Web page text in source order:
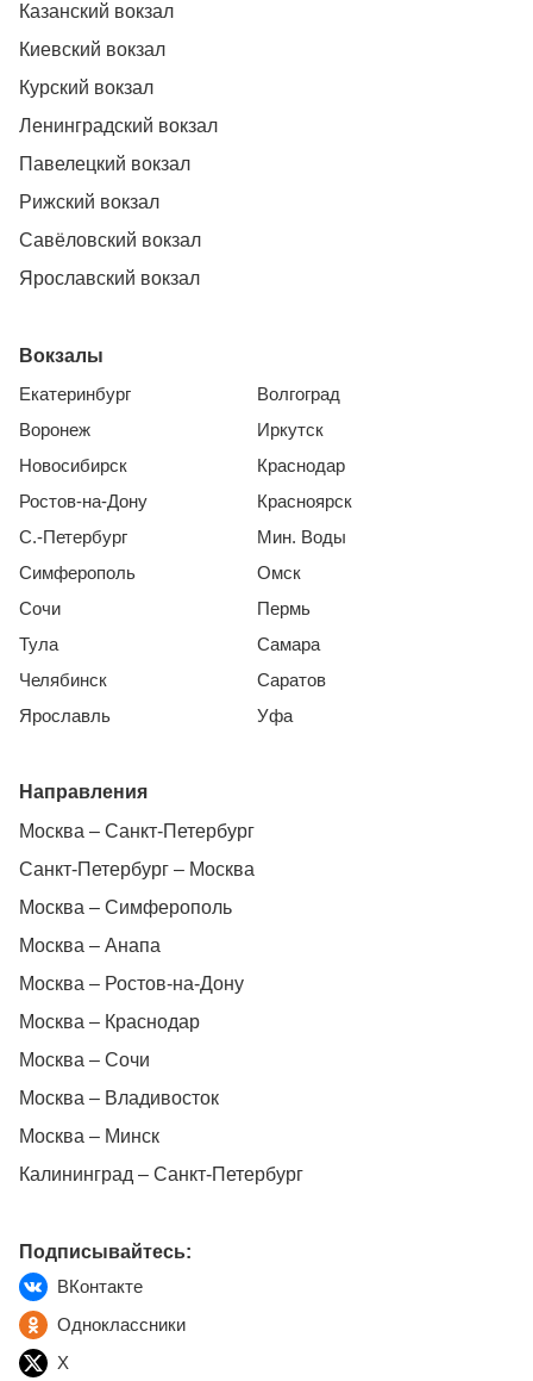
Казанский вокзал
Киевский вокзал
Курский вокзал
Ленинградский вокзал
Павелецкий вокзал
Рижский вокзал
Савёловский вокзал
Ярославский вокзал
Вокзалы
Екатеринбург
Воронеж
Новосибирск
Ростов-на-Дону
С.-Петербург
Симферополь
Сочи
Тула
Челябинск
Ярославль
Волгоград
Иркутск
Краснодар
Красноярск
Мин. Воды
Омск
Пермь
Самара
Саратов
Уфа
Направления
Москва – Санкт-Петербург
Санкт-Петербург – Москва
Москва – Симферополь
Москва – Анапа
Москва – Ростов-на-Дону
Москва – Краснодар
Москва – Сочи
Москва – Владивосток
Москва – Минск
Калининград – Санкт-Петербург
Подписывайтесь:
ВКонтакте
Одноклассники
X